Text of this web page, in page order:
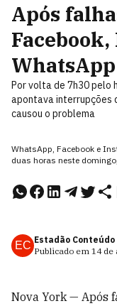
Após
Por volta de 7h30 pelo
apontava interrupções
causou o problema
WhatsApp, Facebook e
duas horas neste
EC Estadão Conteúdo
Publicado em 14 de
Nova York — Após